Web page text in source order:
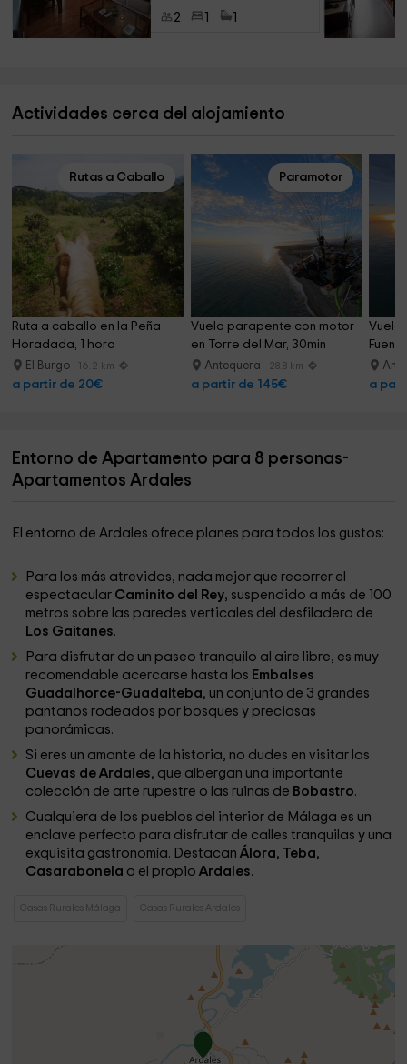
2
Actividades cerca del alojamiento
Rutas a Caballo
Ruta a caballo en la Peña
Horadada, 1 hora
El Burgo 16.2 km
a partir de 20€
Paramotor
Vuelo parapente con motor
en Torre del Mar, 30min
Antequera 28.8 km
a partir de 145€
Vuelo
a
Entorno de Apartamento para 8 personas-
Apartamentos Ardales
El entorno de Ardales ofrece planes para todos los gustos:
Para los más atrevidos, nada mejor que recorrer el
espectacular Caminito del Rey, suspendido a más de 100
metros sobre las paredes verticales del desfiladero de
Los Gaitanes.
Para disfrutar de un paseo tranquilo al aire libre, es muy
recomendable acercarse hasta los Embalses
Guadalhorce-Guadalteba, un conjunto de 3 grandes
pantanos rodeados por bosques y preciosas
panorámicas.
Si eres un amante de la historia, no dudes en visitar las
Cuevas de Ardales, que albergan una importante
colección de arte rupestre o las ruinas de Bobastro.
Cualquiera de los pueblos del interior de Málaga es un
enclave perfecto para disfrutar de calles tranquilas y una
exquisita gastronomía. DestacanÁlora, Teba,
Casarabonela o el propioArdales.
Casas Rurales Málaga Casas Rurales Ardales